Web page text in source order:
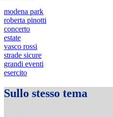
modena park
roberta pinotti
concerto
estate
vasco rossi
strade sicure
grandi eventi
esercito
Sullo stesso tema